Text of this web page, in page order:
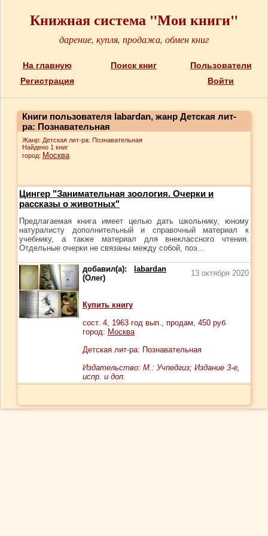
Книжная система "Мои книги"
дарение, купля, продажа, обмен книг
На главную Поиск книг
Пользователи
Регистрация
Войти
Книги пользователя labardan, жанр Детская лит-
ра: Познавательная
Жанр: Детская лит-ра: Познавательная
Найдено 1 книг
город: Москва
Цингер "Занимательная зоология. Очерки и
рассказы о животных"
Предлагаемая книга имеет целью дать школьнику, юному
натуралисту дополнительный и справочный материал к
учебнику, а также материал для внеклассного чтения.
Отдельные очерки не связаны между собой, поэ...
добавил(а):
labardan
(Олег)
13 октября 2020
Купить книгу
сост. 4, 1963 год вып., продам, 450 руб
город: Москва
Детская лит-ра: Познавательная
Издательство: М.: Учпедгиз; Издание 3-е,
испр. и доп.